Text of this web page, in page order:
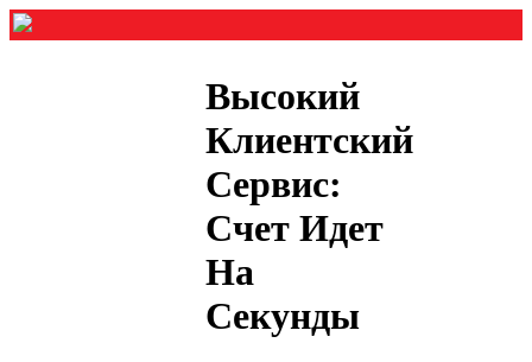
Высокий
Клиентский
Сервис:
Счет Идет
На
Секунды